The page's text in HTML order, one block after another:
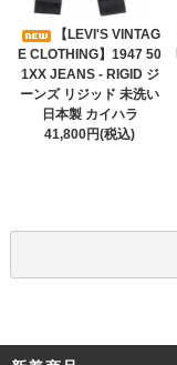
【LEVI'S VINTAG
E CLOTHING】1947 50
1XX JEANS - RIGID ジ
ーンズ リジッド 未洗い
日本製 カイハラ
41,800円(税込)